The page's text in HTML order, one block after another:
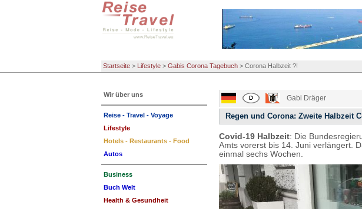
Startseite > Lifestyle > Gabis Corona Tagebuch > Corona Halbzeit ?!
Gabi Dräger
Regen und Corona: Zweite Halbzeit
Covid-19 Halbzeit: Die
Amts vorerst bis 14. Juni verlängert.
einmal sechs Wochen.
Wir über uns
Reise - Travel - Voyage
Lifestyle
Hotels - Restaurants - Food
Autos
Business
Buch Welt
Health & Gesundheit